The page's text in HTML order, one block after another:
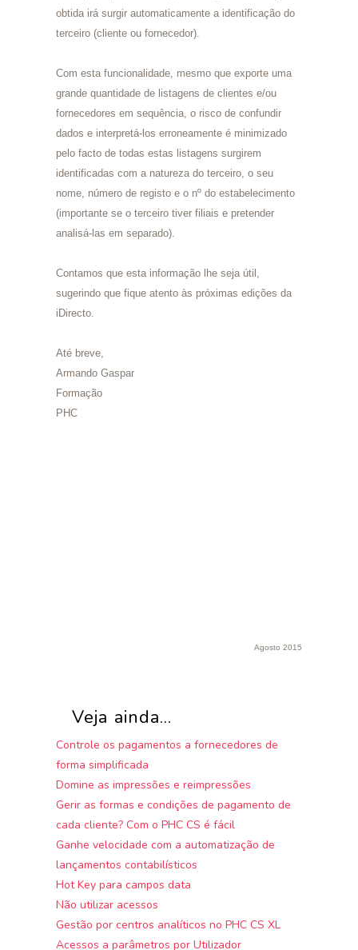
obtida irá surgir automaticamente a identificação do
terceiro (cliente ou fornecedor).
Com esta funcionalidade, mesmo que exporte uma
grande quantidade de listagens de clientes e/ou
fornecedores em sequência, o risco de confundir
dados e interpretá-los erroneamente é minimizado
pelo facto de todas estas listagens surgirem
identificadas com a natureza do terceiro, o seu
nome, número de registo e o nº do estabelecimento
(importante se o terceiro tiver filiais e pretender
analisá-las em separado).
Contamos que esta informação lhe seja útil,
sugerindo que fique atento às próximas edições da
iDirecto.
Até breve,
Armando Gaspar
Formação
PHC
Agosto 2015
Veja ainda...
Controle os pagamentos a fornecedores de
forma simplificada
Domine as impressões e reimpressões
Gerir as formas e condições de pagamento de
cada cliente? Com o PHC CS é fácil
Ganhe velocidade com a automatização de
lançamentos contabilísticos
Hot Key para campos data
Não utilizar acessos
Gestão por centros analíticos no PHC CS XL
Acessos a parâmetros por Utilizador